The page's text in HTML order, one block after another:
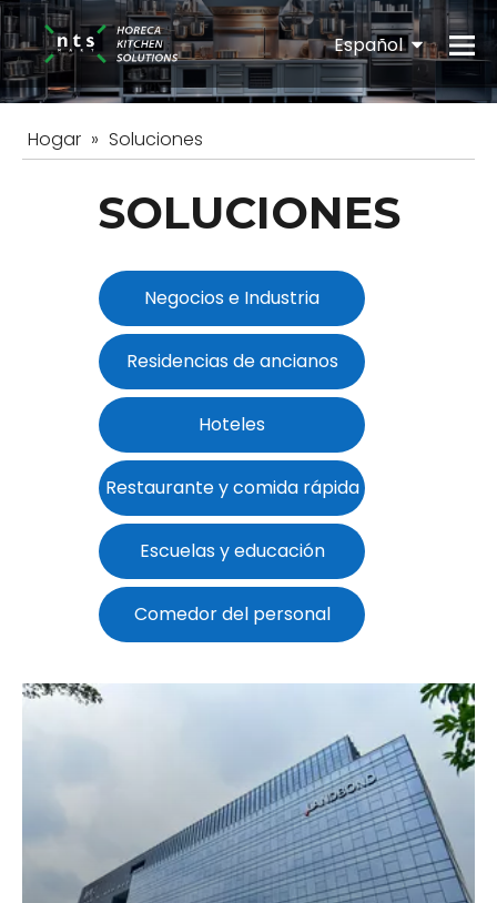
Español
English
Hogar » Soluciones
SOLUCIONES
Negocios e Industria
Residencias de ancianos
Hoteles
Restaurante y comida rápida
Escuelas y educación
Comedor del personal